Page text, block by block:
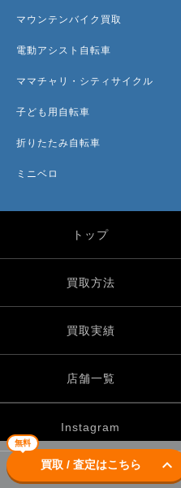
無料
買取 / 査定はこちら keyboard_arrow_down
マウンテンバイク買取
電動アシスト自転車
ママチャリ・シティサイクル
子ども用自転車
折りたたみ自転車
ミニベロ
トップ
買取方法
買取実績
店舗一覧
Instagram